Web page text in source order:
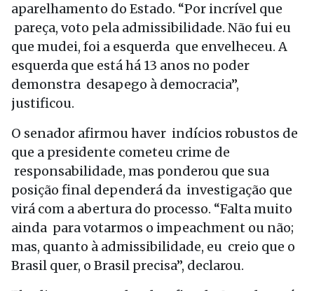
aparelhamento do Estado. “Por incrível que
pareça, voto pela admissibilidade. Não fui eu
que mudei, foi a esquerda que envelheceu. A
esquerda que está há 13 anos no poder
demonstra desapego à democracia”,
justificou.
O senador afirmou haver indícios robustos de
que a presidente cometeu crime de
responsabilidade, mas ponderou que sua
posição final dependerá da investigação que
virá com a abertura do processo. “Falta muito
ainda para votarmos o impeachment ou não;
mas, quanto à admissibilidade, eu creio que o
Brasil quer, o Brasil precisa”, declarou.